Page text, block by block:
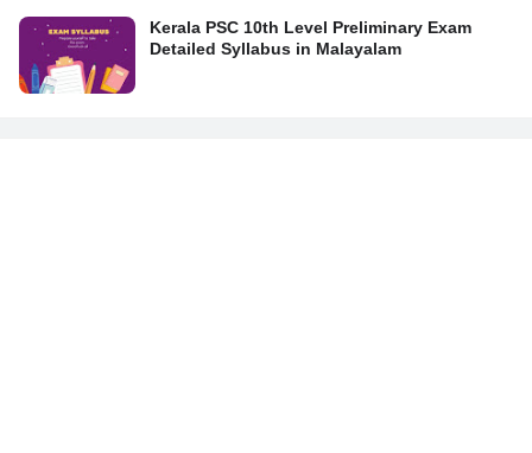
Kerala PSC 10th Level Preliminary Exam
Detailed Syllabus in Malayalam